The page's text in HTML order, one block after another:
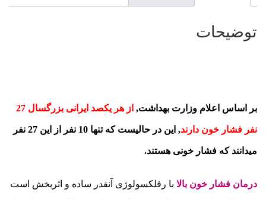
توضیحات
بر اساس اعلام وزارت بهداشت, از هر یکصد ایرانی بزرگسال 27
نفر فشار خون دارند , این در حالیست که تنها 10 نفر از این 27 نفر
میدانند که فشار خونی هستند.
درمان فشار خون بالا با رفلکسولوژی آنقدر ساده و اثربخش است